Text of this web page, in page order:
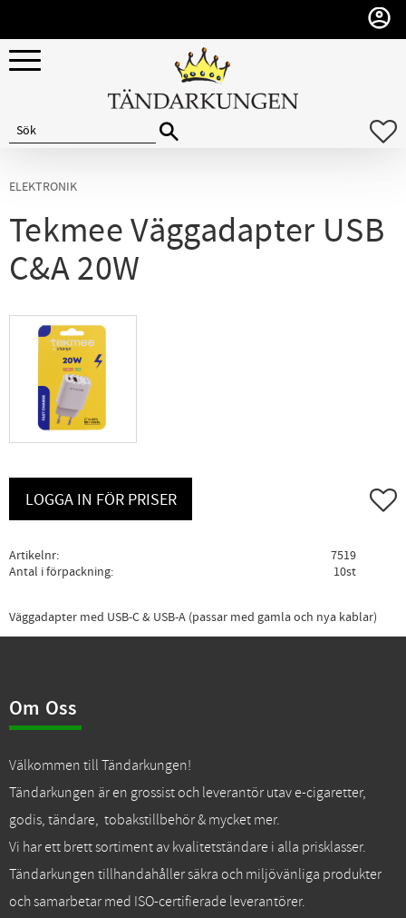
Meny
ELEKTRONIK
Tekmee Väggadapter USB
C&A 20W
LOGGA IN FÖR PRISER Lägg
Artikelnr
7519
Antal i förpackning
10st
Väggadapter med USB-C & USB-A (passar med gamla och nya kablar)
Om Oss
Välkommen till Tändarkungen!
Tändarkungen är en grossist och leverantör utav e-cigaretter,
godis, tändare, tobakstillbehör & mycket mer.
Vi har ett brett sortiment av kvalitetständare i alla prisklasser.
Tändarkungen tillhandahåller säkra och miljövänliga produkter
och samarbetar med ISO-certifierade leverantörer.